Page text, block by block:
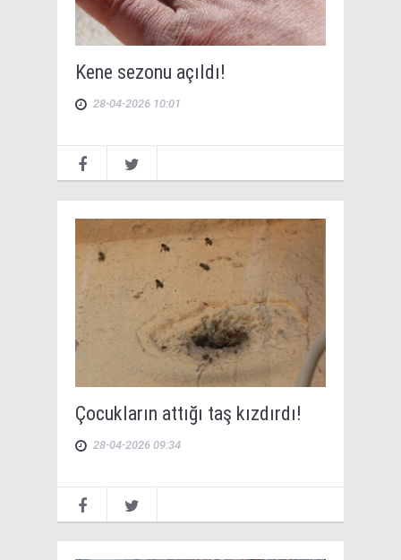
Kene sezonu açıldı!
28-04-2026 10:01
Çocukların attığı taş kızdırdı!
28-04-2026 09:34